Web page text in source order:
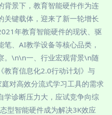
背景下，教育智能硬件作为连
关键载体，迎来了新一轮增长
年教育智能硬件的现状、驱
、AI教学设备等核心品类，
。\n\n一、行业宏观背景\n随
教育信息化2.0行动计划》与
对高效分流式学习工具的需求
学诊断压力大，应试竞争向综
型智能硬件成为解决3K效应